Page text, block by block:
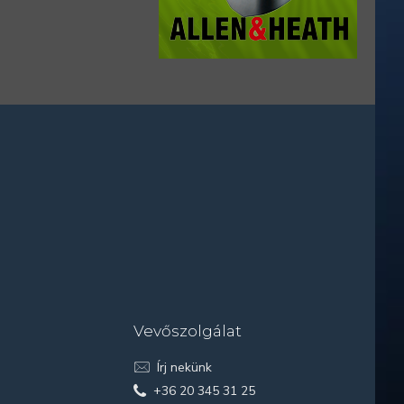
Vevőszolgálat
Írj nekünk
+36 20 345 31 25